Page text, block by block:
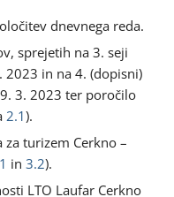
dnevnega reda.
sprejetih na 3. seji
2023 in na 4. (dopisni)
3. 2023 ter poročilo
2.1).
turizem Cerkno –
in 3.2).
LTO Laufar Cerkno